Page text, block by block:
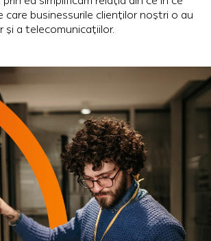
care businessurile clienților noștri o au
și a telecomunicațiilor.